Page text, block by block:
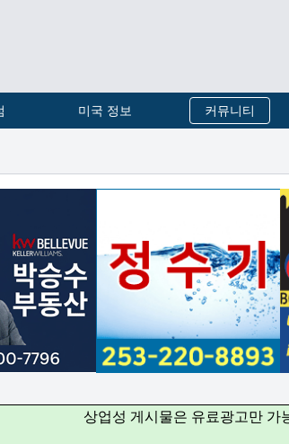
미국 정보 커뮤니티
상업성 게시물은 유료광고만 가